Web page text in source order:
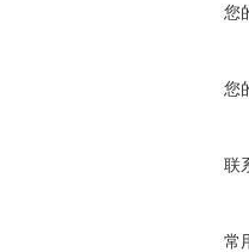
您
您
联
常